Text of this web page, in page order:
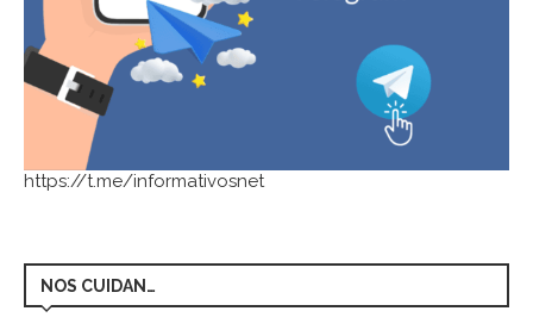
https://t.me/informativosnet
NOS CUIDAN…